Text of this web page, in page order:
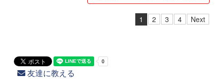
1 2 3 4 Next
友達に教える